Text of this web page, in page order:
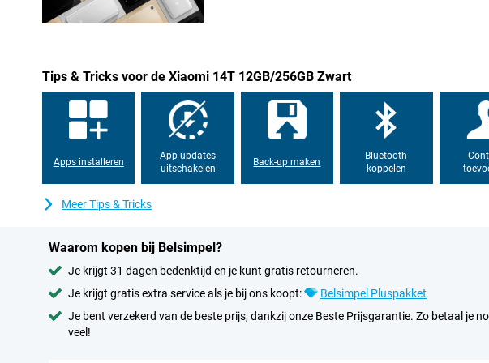
Tips & Tricks voor de Xiaomi 14T 12GB/256GB Zwart
Apps installeren
App-updates
uitschakelen
Back-up maken
Bluetooth
koppelen
Meer Tips & Tricks
Waarom kopen bij Belsimpel?
Je krijgt 31 dagen bedenktijd en je kunt gratis retourneren.
Je krijgt gratis extra service als je bij ons koopt:
Belsimpel Pluspakket
Je bent verzekerd van de beste prijs, dankzij onze Beste Prijsgarantie. Zo betaal je
veel!